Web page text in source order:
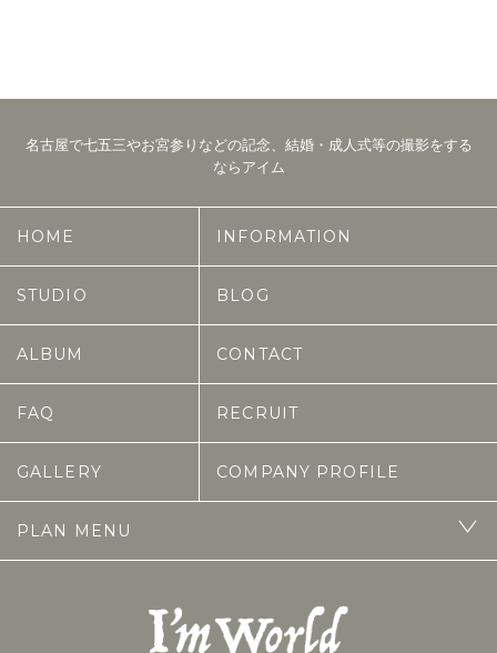
名古屋で七五三やお宮参りなどの記念、結婚・成人式等の撮影をする
ならアイム
HOME
STUDIO
ALBUM
FAQ
GALLERY
INFORMATION
BLOG
CONTACT
RECRUIT
COMPANY PROFILE
PLAN MENU